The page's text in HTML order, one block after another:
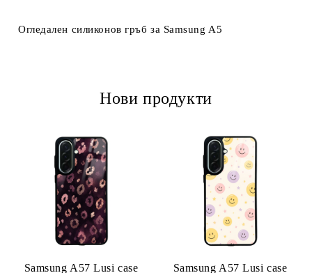
Огледален силиконов гръб за Samsung A5
Нови продукти
Samsung A57 Lusi case
Samsung A57 Lusi case